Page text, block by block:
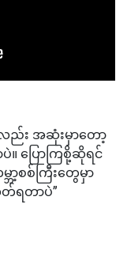
လည်း အဆုံးမှာတော့
ပြောကြစို့ဆိုရင်
ာ့စစ်ကြီးတွေမှာ
ရတာပဲ”